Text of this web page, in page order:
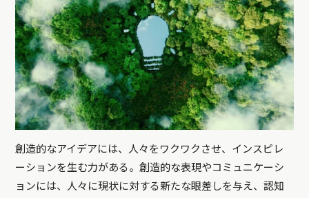
創造的なアイデアには、人々をワクワクさせ、インスピレ
ーションを生む力がある。創造的な表現やコミュニケーシ
ョンには、人々に現状に対する新たな眼差しを与え、認知